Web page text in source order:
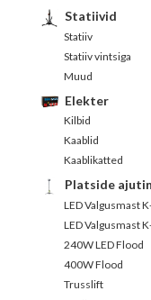
Statiivid
Statiiv
Statiiv vintsiga
Muud
Elekter
Kilbid
Kaablid
Kaablikatted
Platside
LED Valgusmast
LED Valgusmast
240W LED Flood
400W Flood
Trusslift